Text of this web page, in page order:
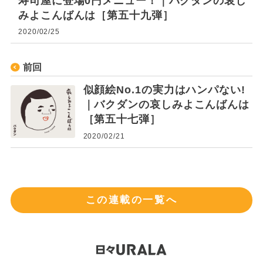
みよこんばんは［第五十九弾］
2020/02/25
前回
似顔絵No.1の実力はハンパない!
｜バクダンの哀しみよこんばんは
［第五十七弾］
2020/02/21
この連載の一覧へ